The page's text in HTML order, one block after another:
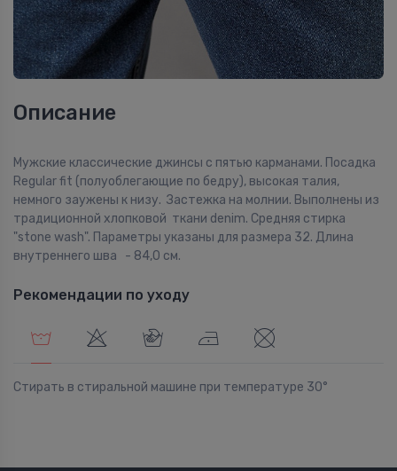
Описание
Мужские классические джинсы с пятью карманами. Посадка
Regular fit (полуоблегающие по бедру), высокая талия,
немного заужены к низу. Застежка на молнии. Выполнены из
традиционной хлопковой ткани denim. Средняя стирка
"stone wash". Параметры указаны для размера 32. Длина
внутреннего шва - 84,0 см.
Рекомендации по уходу
Стирать в стиральной машине при температуре 30°